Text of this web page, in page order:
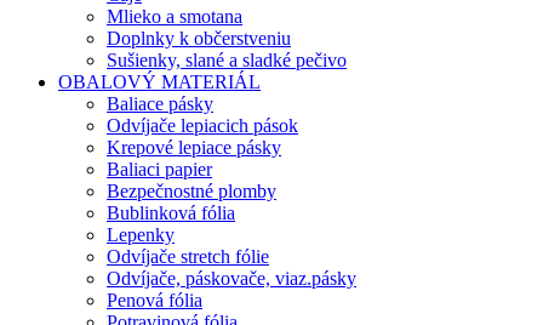
Mlieko a smotana
Doplnky k občerstveniu
Sušienky, slané a sladké pečivo
OBALOVÝ MATERIÁL
Baliace pásky
Odvíjače lepiacich pások
Krepové lepiace pásky
Baliaci papier
Bezpečnostné plomby
Bublinková fólia
Lepenky
Odvíjače stretch fólie
Odvíjače, páskovače, viaz.pásky
Penová fólia